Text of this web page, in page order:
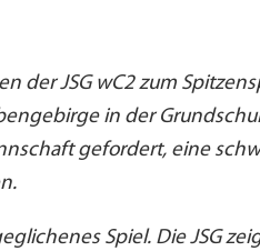
der JSG wC2 zum
in der
gefordert, eine
Spiel. Die JSG